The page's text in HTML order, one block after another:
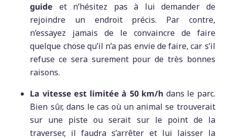
guide et n’hésitez pas à lui demander de
rejoindre un endroit précis. Par contre,
n’essayez jamais de le convaincre de faire
quelque chose qu’il n’a pas envie de faire, car s’il
refuse ce sera surement pour de très bonnes
raisons.
La vitesse est limitée à 50 km/h dans le parc.
Bien sûr, dans le cas où un animal se trouverait
sur une piste ou serait sur le point de la
traverser, il faudra s’arrêter et lui laisser la